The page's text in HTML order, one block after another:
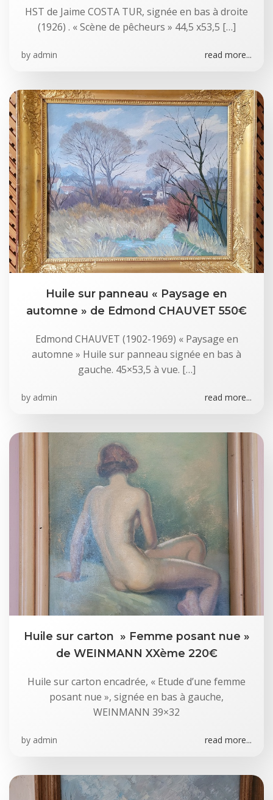
HST de Jaime COSTA TUR, signée en bas à droite
(1926) . « Scène de pêcheurs » 44,5 x53,5 […]
by admin read more...
Huile sur panneau « Paysage en
automne » de Edmond CHAUVET 550€
Edmond CHAUVET (1902-1969) « Paysage en
automne » Huile sur panneau signée en bas à
gauche. 45×53,5 à vue. […]
by admin read more...
Huile sur carton » Femme posant nue »
de WEINMANN XXème 220€
Huile sur carton encadrée, « Etude d’une femme
posant nue », signée en bas à gauche,
WEINMANN 39×32
by admin read more...